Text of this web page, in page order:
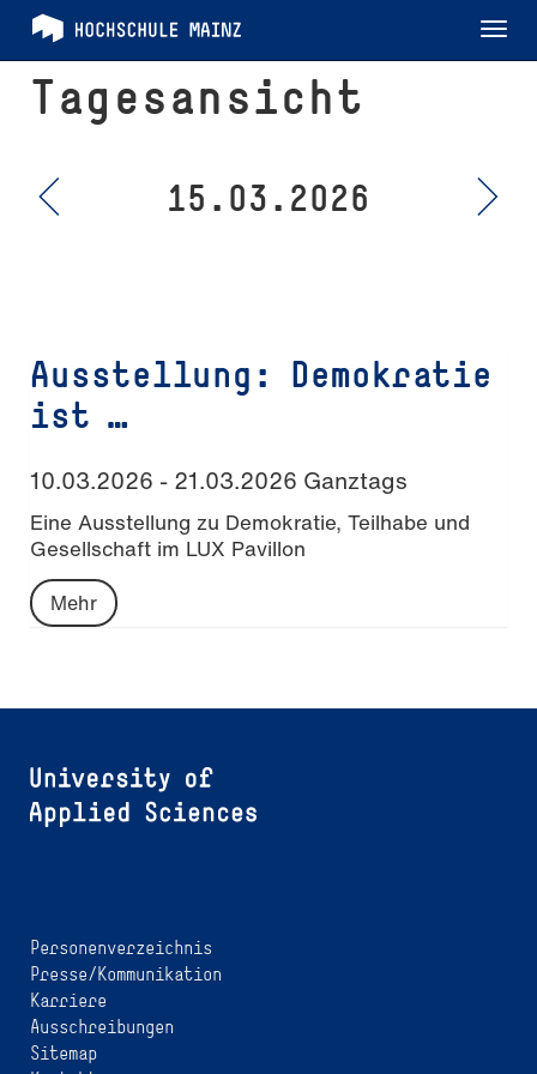
Tagesansicht
15.03.2026
Ausstellung: Demokratie
ist …
10.03.2026 - 21.03.2026 Ganztags
Eine Ausstellung zu Demokratie, Teilhabe und
Gesellschaft im LUX Pavillon
Mehr
Personenverzeichnis
Presse/Kommunikation
Karriere
Ausschreibungen
Sitemap